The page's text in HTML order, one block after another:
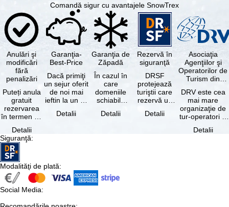
Comandă sigur cu avantajele SnowTrex
Anulări şi
modificări
fără
penalizări
Puteți anula
gratuit
rezervarea
în termen de
data
rezervării, …
Detalii
Garanţia-
Best-Price
Dacă primiţi
un sejur oferit
de noi mai
ieftin la un alt
cu aceleaşi …
Detalii
Garanţia de
Zăpadă
În cazul în
care
domeniile
schiabile
skipass-ul
Detalii
Rezervă în
siguranţă
DRSF
protejează
turiştii care
rezervă un
sau servicii
Detalii
Asociaţia
Agenţiilor şi
Operatorilor de
Turism din
DRV este cea
mai mare
organizaţie de
tur-operatori şi
turism din
Detalii
Siguranţă:
Modalităţi de plată:
Social Media: